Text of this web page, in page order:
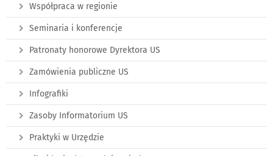
Współpraca w regionie
Seminaria i konferencje
Patronaty honorowe Dyrektora US
Zamówienia publiczne US
Infografiki
Zasoby Informatorium US
Praktyki w Urzędzie